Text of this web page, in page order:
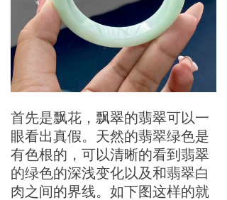
首先是飘花，飘翠的翡翠可以一
眼看出真假。天然的翡翠绿色是
有色根的，可以清晰的看到翡翠
的绿色的深浅变化以及和翡翠白
肉之间的界线。如下图这样的就